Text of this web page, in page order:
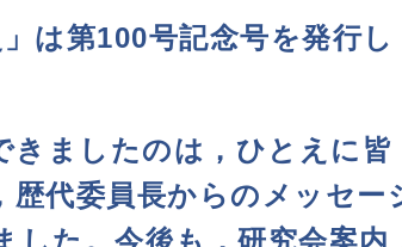
は第100号記念号を発行し
きましたのは，ひとえに皆
代委員長からのメッセー
た。今後も，研究会案内